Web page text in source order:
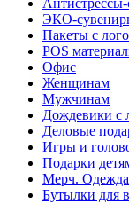
ЭКО-
Пакеты с
POS
Офис
Женщинам
Мужчинам
Дождевики с
Деловые
Игры и
Подарки
Мерч.
Бутылки для